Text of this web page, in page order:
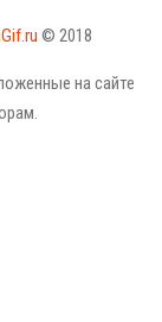
© 2018
на сайте